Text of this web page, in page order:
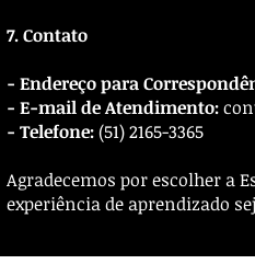
7. Contato
- Endereço para
- E-mail de Atendimento:
- Telefone:(51) 2165-3365
Agradecemos por escolher a
experiência de aprendizado